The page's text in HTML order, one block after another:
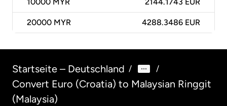
10000 MYR 2144.1743 EUR
20000 MYR 4288.3486 EUR
Startseite – Deutschland / /
Convert Euro (Croatia) to Malaysian Ringgit
(Malaysia)